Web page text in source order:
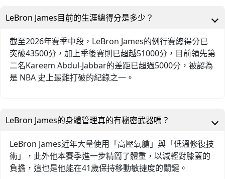
LeBron James目前的生涯總得分是多少？
截至2026年賽季中段，LeBron James的例行賽總得分已
突破43500分，加上季後賽則已超越51000分，目前領先第
二名Kareem Abdul-Jabbar的差距已超過5000分，被認為
是 NBA 史上最難打破的紀錄之一。
LeBron James的身體管理真的有秘密武器嗎？
LeBron James近年大量使用「高壓氧艙」與「低溫修復技
術」，此外他本賽季進一步精簡了體重，以減輕對膝蓋的
負擔，這也是他能在41歲保持移動敏捷度的關鍵。